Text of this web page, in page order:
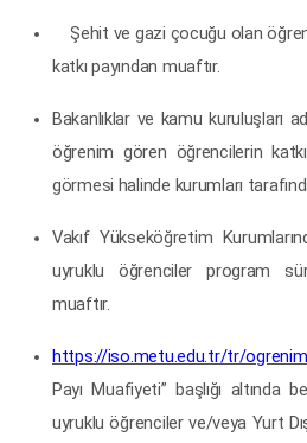
Şehit ve gazi çocuğu olan
katkı payından muaftır.
Bakanlıklar ve kamu kuruluşları
öğrenim gören öğrencilerin katkı
görmesi halinde kurumları
Vakıf Yükseköğretim
uyruklu öğrenciler program
muaftır.
https://iso.metu.edu.tr/tr/
Payı Muafiyeti” başlığı altında
uyruklu öğrenciler ve/veya Yurt